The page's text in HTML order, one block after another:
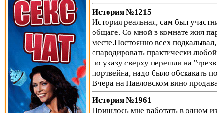
История №1215
История реальная, сам был
общаге. Со мной в комнате жил
месте.Постоянно всех
спародировать практически
по указу сверху перешли на
портвейна, надо было обскакать
Вчера на Павловском вино
История №1961
Пришлось мне работать в одном